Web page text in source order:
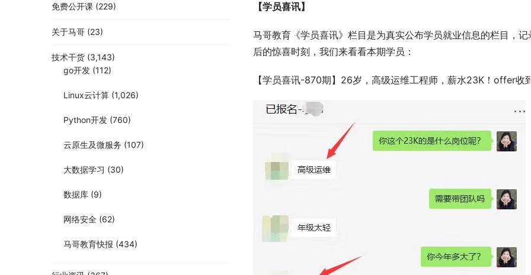
【学员喜讯】
马哥教育《学员喜讯》栏目是为真实公布学员就业信息的栏目，
后的惊喜时刻，我们来看看本期学员：
【学员喜讯-870期】26岁，高级运维工程师，薪水23K！offer
免费公开课 (229)
关于马哥 (23)
技术干货 (3,143)
go开发 (112)
Linux云计算 (1,026)
Python开发 (760)
云原生及微服务 (107)
大数据学习 (30)
数据库 (9)
网络安全 (62)
马哥教育快报 (434)